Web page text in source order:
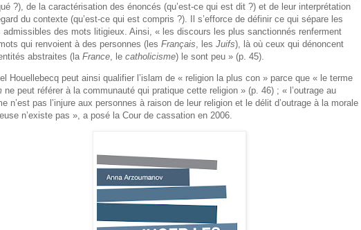
?), de la caractérisation des énoncés (qu’est-ce qui est dit ?) et de leur interprétation
du contexte (qu’est-ce qui est compris ?). Il s’efforce de définir ce qui sépare les
admissibles des mots litigieux. Ainsi, « les discours les plus sanctionnés renferment
qui renvoient à des personnes (les Français , les Juifs), là où ceux qui dénoncent
abstraites (la France , le catholicisme) le sont peu » (p. 45).
Houellebecq peut ainsi qualifier l’islam de « religion la plus con » parce que « le terme
ne peut référer à la communauté qui pratique cette religion » (p. 46) ; « l’outrage au
n’est pas l’injure aux personnes à raison de leur religion et le délit d’outrage à la morale
n’existe pas », a posé la Cour de cassation en 2006.